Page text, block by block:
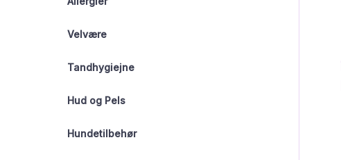
Velvære
Tandhygiejne
Hud og Pels
Hundetilbehør